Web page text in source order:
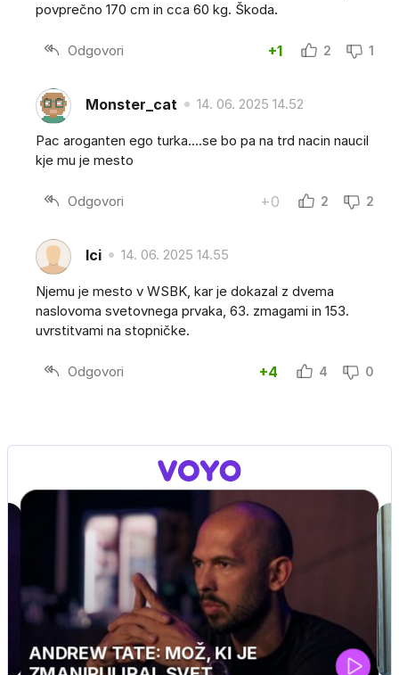
povprečno 170 cm in cca 60 kg. Škoda.
Odgovori +1 2 1
Monster_cat 14. 06. 2025 14.52
Pac aroganten ego turka....se bo pa na trd nacin naucil
kje mu je mesto
Odgovori +0 2 2
Ici 14. 06. 2025 14.55
Njemu je mesto v WSBK, kar je dokazal z dvema
naslovoma svetovnega prvaka, 63. zmagami in 153.
uvrstitvami na stopničke.
Odgovori +4 4 0